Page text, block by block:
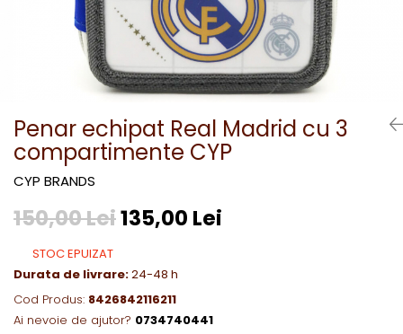
Penar echipat Real Madrid cu 3
compartimente CYP
CYP BRANDS
150,00 Lei135,00 Lei
STOC EPUIZAT
Durata de livrare:24-48 h
Cod Produs: 8426842116211
Ai nevoie de ajutor? 0734740441